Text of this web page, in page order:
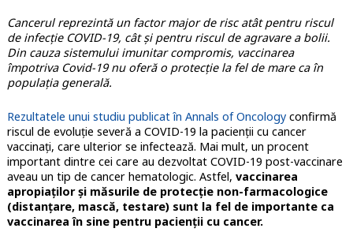
Cancerul reprezintă un factor major de risc atât pentru riscul
de infecție COVID-19, cât și pentru riscul de agravare a bolii.
Din cauza sistemului imunitar compromis, vaccinarea
împotriva Covid-19 nu oferă o protecție la fel de mare ca în
populația generală.
Rezultatele unui studiu publicat în Annals of Oncologyconfirmă
riscul de evoluție severă a COVID-19 la pacienții cu cancer
vaccinați, care ulterior se infectează. Mai mult, un procent
important dintre cei care au dezvoltat COVID-19 post-vaccinare
aveau un tip de cancer hematologic. Astfel, vaccinarea
apropiaților și măsurile de protecție non-farmacologice
(distanțare, mască, testare) sunt la fel de importante ca
vaccinarea în sine pentru pacienții cu cancer.